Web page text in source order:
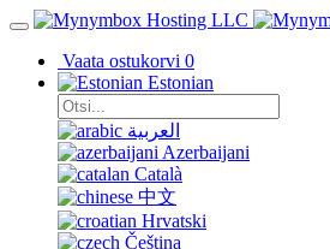
Vaata ostukorvi 0
Estonian
العربية
Azerbaijani
Català
中文
Hrvatski
Čeština